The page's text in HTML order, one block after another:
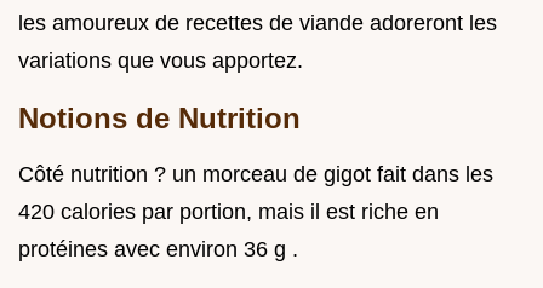
les amoureux de recettes de viande adoreront les
variations que vous apportez.
Notions de Nutrition
Côté nutrition ? un morceau de gigot fait dans les
420 calories par portion, mais il est riche en
protéines avec environ 36 g .